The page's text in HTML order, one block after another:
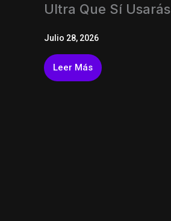
Ultra Que Sí Usarás
Julio 28, 2026
Leer Más